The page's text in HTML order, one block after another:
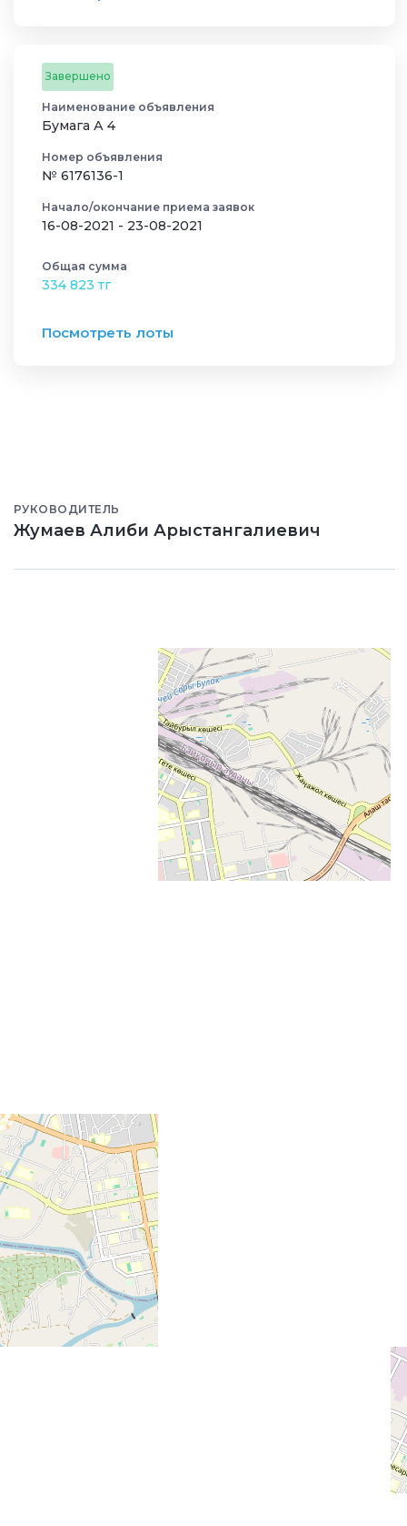
Завершено
Наименование объявления
Бумага А 4
Номер объявления
№ 6176136-1
Начало/окончание приема заявок
16-08-2021 - 23-08-2021
Общая сумма
334 823 тг
Посмотреть лоты
РУКОВОДИТЕЛЬ
Жумаев Алиби Арыстангалиевич